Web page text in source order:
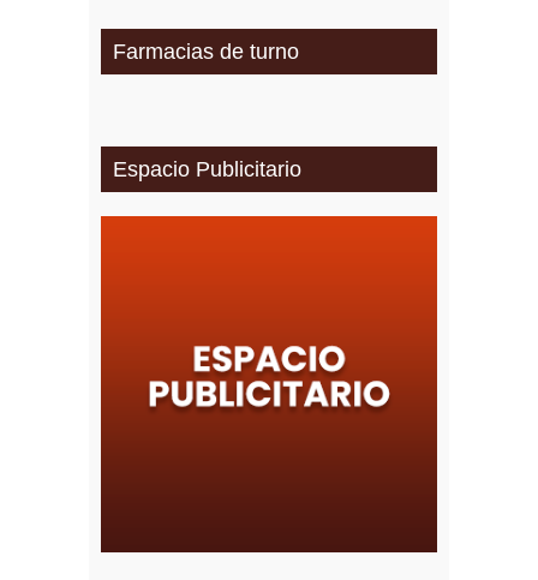
Farmacias de turno
Espacio Publicitario